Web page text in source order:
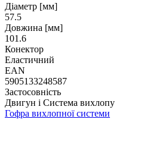
Діаметр [мм]
57.5
Довжина [мм]
101.6
Конектор
Еластичний
EAN
5905133248587
Застосовність
Двигун і Система вихлопу
Гофра вихлопної системи